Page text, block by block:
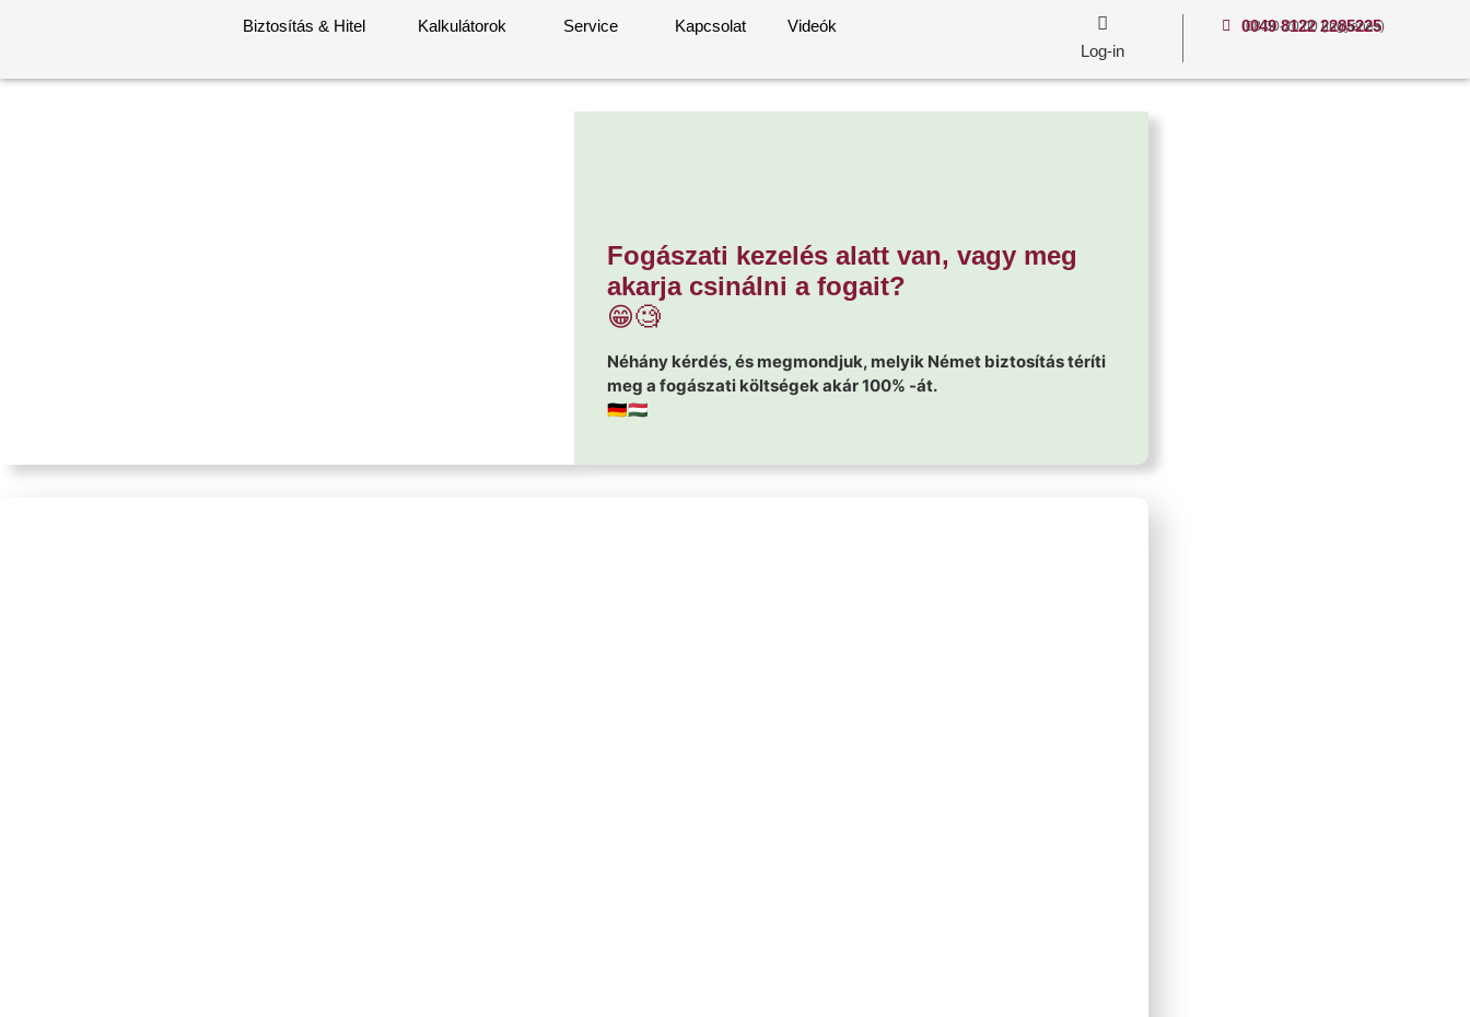
Biztosítás & Hitel Kalkulátorok Service Kapcsolat
Videók
Log-in
0049 8122 2285225
08:00-20:00 (ingyenes)
Fogászati ​​kezelés alatt van, vagy meg
akarja csinálni a fogait?
😁🧐
Néhány kérdés, és megmondjuk, melyik Német biztosítás téríti
meg a fogászati ​​költségek akár 100% -át.
🇩🇪🇭🇺